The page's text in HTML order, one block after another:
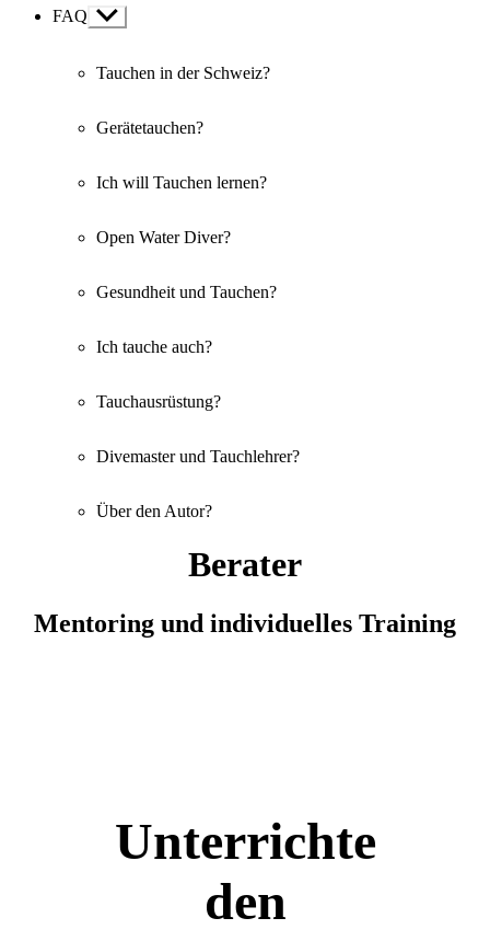
FAQ Show
sub
Tauchen in der Schweiz?
Gerätetauchen?
Ich will Tauchen lernen?
Open Water Diver?
Gesundheit und Tauchen?
Ich tauche auch?
Tauchausrüstung?
Divemaster und Tauchlehrer?
Über den Autor?
Berater
Mentoring und individuelles Training
Unterrichte
den